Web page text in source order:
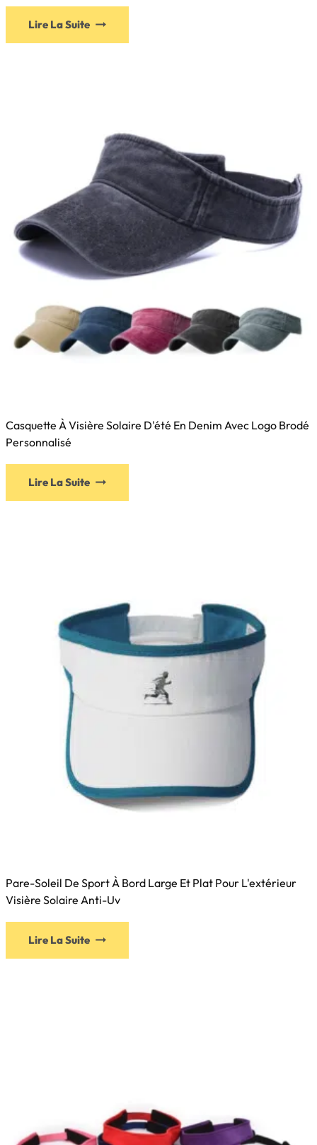
Lire La Suite
Casquette À Visière Solaire D'été En Denim Avec Logo Brodé
Personnalisé
Lire La Suite
Pare-Soleil De Sport À Bord Large Et Plat Pour L'extérieur
Visière Solaire Anti-Uv
Lire La Suite